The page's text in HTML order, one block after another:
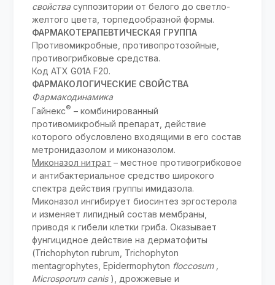
свойства суппозитории от белого до светло-
желтого цвета, торпедообразной формы.
ФАРМАКОТЕРАПЕВТИЧЕСКАЯ ГРУППА
Противомикробные, противопротозойные,
противогрибковые средства.
Код ATX G01A F20.
ФАРМАКОЛОГИЧЕСКИЕ СВОЙСТВА
Фармакодинамика
Гайнекс® – комбинированный
противомикробный препарат, действие
которого обусловлено входящими в его состав
метронидазолом и миконазолом.
Миконазол нитрат – местное противогрибковое
и антибактериальное средство широкого
спектра действия группы имидазола.
Миконазол ингибирует биосинтез эргостерола
и изменяет липидный состав мембраны,
приводя к гибели клетки гриба. Оказывает
фунгицидное действие на дерматофиты
(Trichophyton rubrum, Trichophyton
mentagrophytes, Epidermophyton floccosum ,
Microsporum canis), дрожжевые и